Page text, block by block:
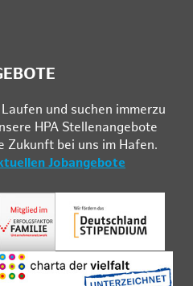
und su­chen im­mer­zu
HPA Stel­len­an­ge­bo­te
Zu­kunft bei uns im Ha­fen.
Jobangebote